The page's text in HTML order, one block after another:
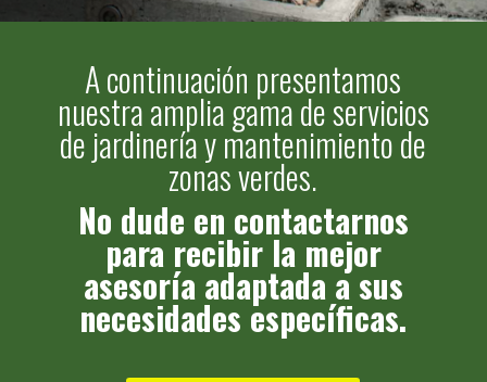
A continuación presentamos
nuestra amplia gama de servicios
de jardinería y mantenimiento de
zonas verdes.
No dude en contactarnos
para recibir la mejor
asesoría adaptada a sus
necesidades específicas.